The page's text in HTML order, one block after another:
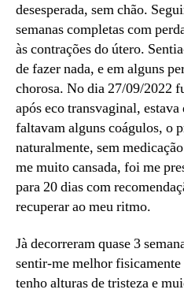
desesperada, sem chão.
semanas completas com
às contrações do útero.
de fazer nada, e em alguns
chorosa. No dia 27/09/2022
após eco transvaginal,
faltavam alguns coágulos, o
naturalmente, sem
me muito cansada, foi me
para 20 dias com
recuperar ao meu ritmo.
Jà decorreram quase 3
sentir-me melhor
tenho alturas de tristeza e